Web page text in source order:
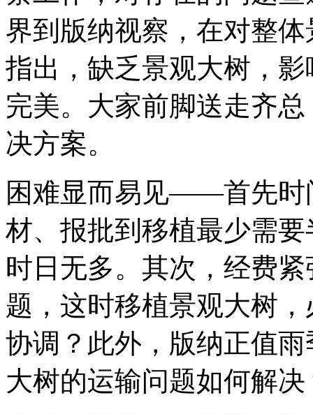
界到版纳视察，在对整
指出，缺乏景观大树，
完美。大家前脚送走齐
决方案。
困难显而易见——首先时
材、报批到移植最少需
时日无多。其次，经费
题，这时移植景观大树
协调？此外，版纳正值
大树的运输问题如何解决